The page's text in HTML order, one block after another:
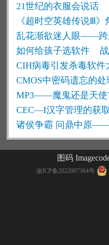
21世纪的衣服会说话
《超时空英雄传说Ⅲ
乱花渐欲迷人眼——跨
如何给孩子选软件
CIH病毒引发杀毒软件
CMOS中密码遗忘的
MP3——魔鬼还是天使
CEC—I汉字管理的获取
诸侯争霸 问鼎中原
图码
渝ICP备2022007364号